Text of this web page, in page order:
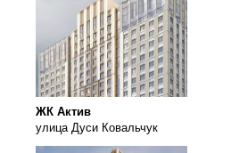
ЖК Актив
улица Дуси Ковальчук